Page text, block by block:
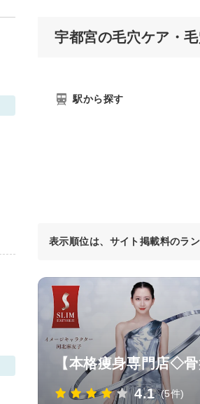
宇都宮の毛穴ケア・
駅から探す
表示順位は、サイト掲載料のラ
【本格痩身専門店◇
4.1 (5件)